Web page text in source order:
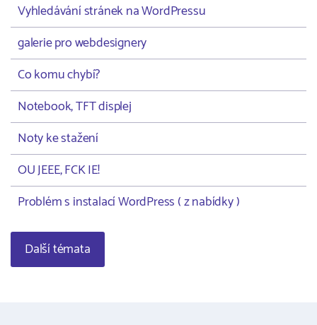
Vyhledávání stránek na WordPressu
galerie pro webdesignery
Co komu chybí?
Notebook, TFT displej
Noty ke stažení
OU JEEE, FCK IE!
Problém s instalací WordPress ( z nabídky )
Další témata